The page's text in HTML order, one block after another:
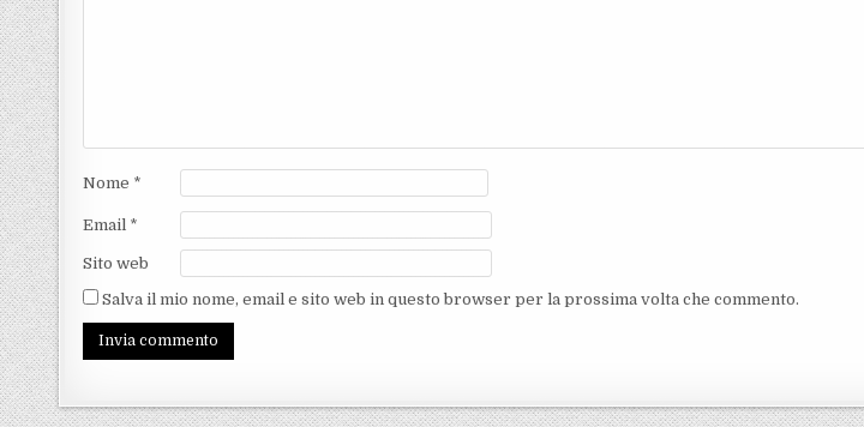
Nome *
Email *
Sito web
Salva il mio nome, email e sito web in questo browser per la prossima volta che commento.